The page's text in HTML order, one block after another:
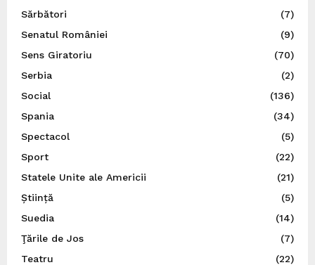
Sărbători
(7)
Senatul României
(9)
Sens Giratoriu
(70)
Serbia
(2)
Social
(136)
Spania
(34)
Spectacol
(5)
Sport
(22)
Statele Unite ale Americii
(21)
Știință
(5)
Suedia
(14)
Ţările de Jos
(7)
Teatru
(22)